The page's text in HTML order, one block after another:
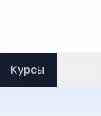
Курсы